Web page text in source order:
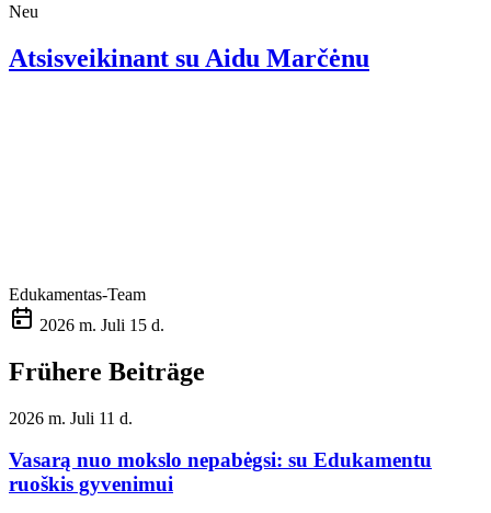
Neu
Atsisveikinant su Aidu Marčėnu
Edukamentas-Team
2026 m. Juli 15 d.
Frühere Beiträge
2026 m. Juli 11 d.
Vasarą nuo mokslo nepabėgsi: su Edukamentu
ruoškis gyvenimui